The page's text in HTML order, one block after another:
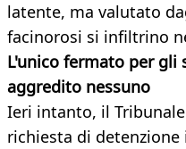
latente, ma valutato
facinorosi si infiltrino
L'unico fermato per gli
aggredito nessuno
Ieri intanto, il
richiesta di detenzione